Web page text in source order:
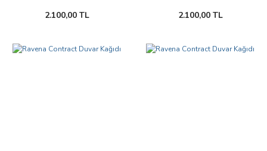
2.100,00 TL 2.100,00 TL